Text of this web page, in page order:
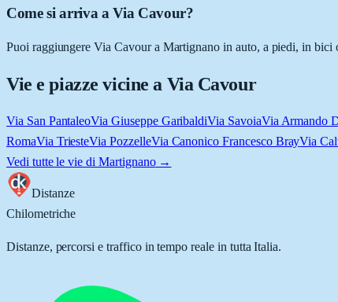
Come si arriva a Via Cavour?
Puoi raggiungere Via Cavour a Martignano in auto, a piedi, in
Vie e piazze vicine a Via Cavour
Via San PantaleoVia Giuseppe GaribaldiVia SavoiaVia Armando
RomaVia TriesteVia PozzelleVia Canonico Francesco BrayVia
Vedi tutte le vie di Martignano→
Distanze
Chilometriche
Distanze, percorsi e traffico in tempo reale in tutta Italia.